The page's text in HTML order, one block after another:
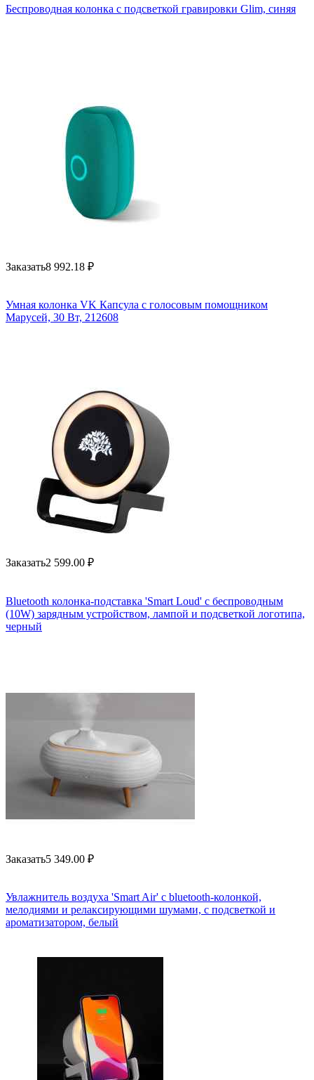
Беспроводная колонка с подсветкой гравировки Glim, синяя
Заказать8 992.18 ₽
Умная колонка VK Капсула с голосовым помощником
Марусей, 30 Вт, 212608
Заказать2 599.00 ₽
Bluetooth колонка-подставка 'Smart Loud' с беспроводным
(10W) зарядным устройством, лампой и подсветкой логотипа,
черный
Заказать5 349.00 ₽
Увлажнитель воздуха 'Smart Air' с bluetooth-колонкой,
мелодиями и релаксирующими шумами, с подсветкой и
ароматизатором, белый